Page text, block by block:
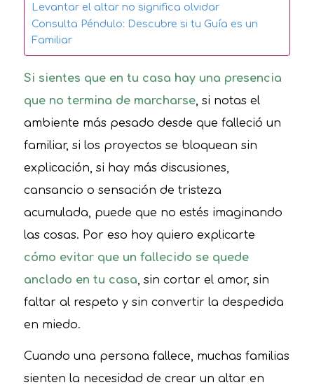
Levantar el altar no significa olvidar
Consulta Péndulo: Descubre si tu Guía es un
Familiar
Si sientes que en tu casa hay una presencia
que no termina de marcharse, si notas el
ambiente más pesado desde que falleció un
familiar, si los proyectos se bloquean sin
explicación, si hay más discusiones,
cansancio o sensación de tristeza
acumulada, puede que no estés imaginando
las cosas. Por eso hoy quiero explicarte
cómo evitar que un fallecido se quede
anclado en tu casa, sin cortar el amor, sin
faltar al respeto y sin convertir la despedida
en miedo.
Cuando una persona fallece, muchas familias
sienten la necesidad de crear un altar en